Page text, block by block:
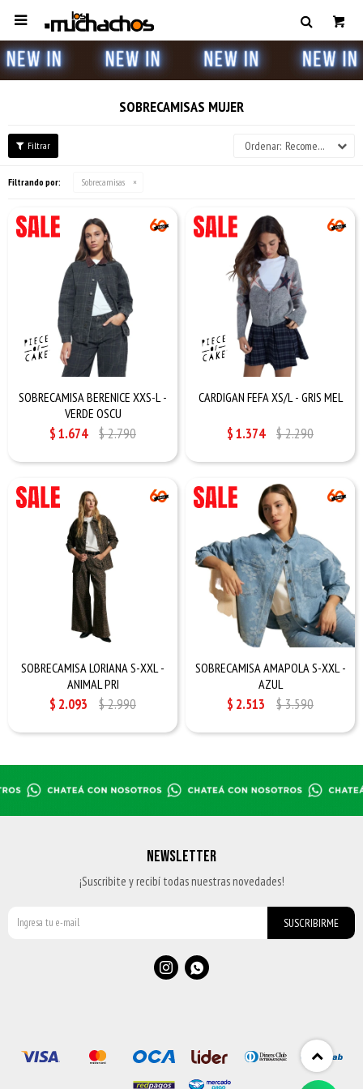

SOBRECAMISAS MUJER
Recomendados
Filtrando por: Sobrecamisas
SOBRECAMISA BERENICE XXS-L -
VERDE OSCU
$1.674 $2.790
CARDIGAN FEFA XS/L - GRIS MEL
$1.374 $2.290
SOBRECAMISA LORIANA S-XXL -
ANIMAL PRI
$ 2.093 $2.990
SOBRECAMISA AMAPOLA S-XXL -
AZUL
$ 2.513 $3.590
NEWSLETTER
¡Suscribite y recibí todas nuestras novedades!
SUSCRIBIRME
 